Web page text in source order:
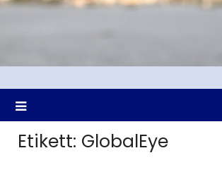
Etikett: GlobalEye